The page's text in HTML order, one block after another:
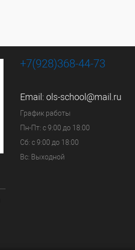
+7(928)368-44-73
Email: ols-school@mail.ru
График работы
Пн-Пт: с 9:00 до 18:00
Сб: с 9:00 до 18:00
Вс: Выходной